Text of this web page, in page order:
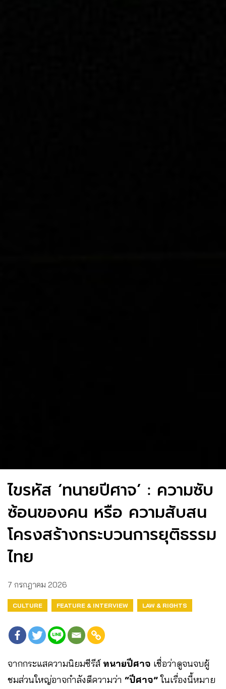
ไขรหัส ‘ทนายปีศาจ’ : ความซับ
ซ้อนของคน หรือ ความสับสน
โครงสร้างกระบวนการยุติธรรม
ไทย
7 กรกฎาคม 2026
CULTURE FEATURE & INTERVIEW LAW & RIGHTS
จากกระแสความนิยมซีรีส์ทนายปีศาจ เชื่อว่าดูจนจบผู้
ชมส่วนใหญ่อาจกำลังตีความว่า “ปีศาจ”ในเรื่องนี้หมาย